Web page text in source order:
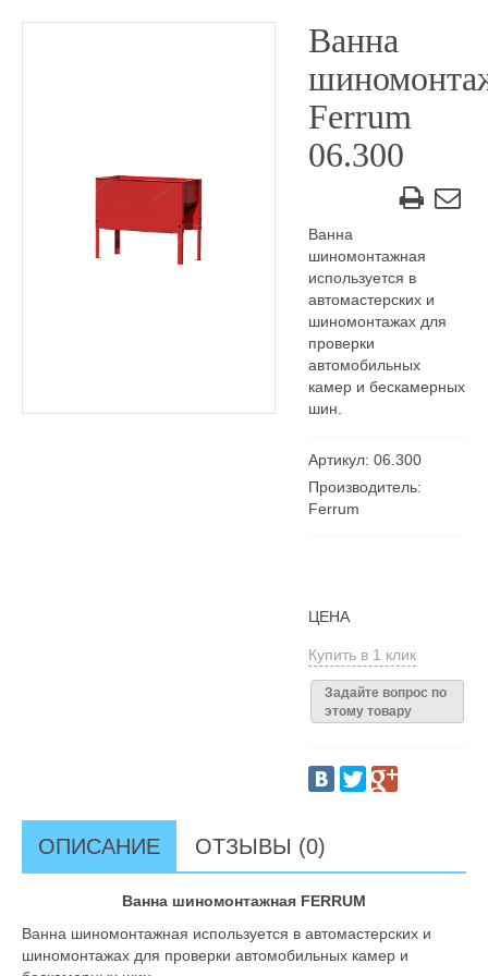
Ванна
Ferrum
06.300
Ванна
шиномонтажная
используется в
автомастерских и
шиномонтажах для
проверки
автомобильных
камер и бескамерных
шин.
Артикул: 06.300
Производитель:
Ferrum
ЦЕНА
Купить в 1 клик
Задайте вопрос по
этому товару
ОПИСАНИЕ ОТЗЫВЫ (0)
Ванна шиномонтажная FERRUM
Ванна шиномонтажная используется в автомастерских и
шиномонтажах для проверки автомобильных камер и